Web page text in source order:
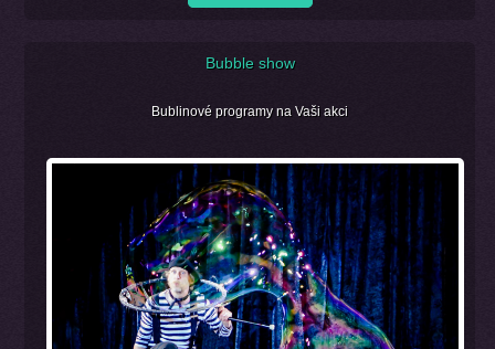
Bubble show
Bublinové programy na Vaši akci